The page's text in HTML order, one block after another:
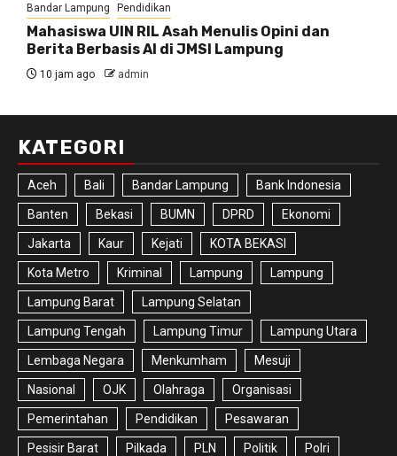
Bandar Lampung Pendidikan
Mahasiswa UIN RIL Asah Menulis Opini dan
Berita Berbasis AI di JMSI Lampung
10 jam ago admin
KATEGORI
Aceh Bali Bandar Lampung Bank Indonesia
Banten Bekasi BUMN DPRD Ekonomi
Jakarta Kaur Kejati KOTA BEKASI
Kota Metro Kriminal Lampung Lampung
Lampung Barat Lampung Selatan
Lampung Tengah Lampung Timur Lampung Utara
Lembaga Negara Menkumham Mesuji
Nasional OJK Olahraga Organisasi
Pemerintahan Pendidikan Pesawaran
Pesisir Barat Pilkada PLN Politik Polri